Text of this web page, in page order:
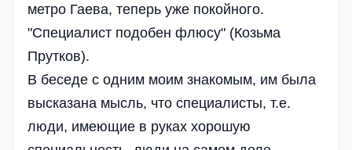
метро Гаева, теперь уже покойного.
"Специалист подобен флюсу" (Козьма
Прутков).
В беседе с одним моим знакомым, им была
высказана мысль, что специалисты, т.е.
люди, имеющие в руках хорошую